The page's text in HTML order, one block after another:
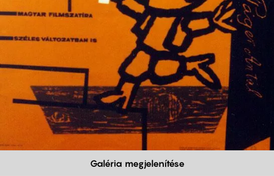
Galéria megjelenítése